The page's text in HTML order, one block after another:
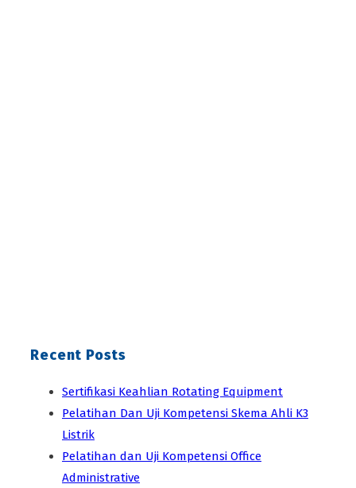
Recent Posts
Sertifikasi Keahlian Rotating Equipment
Pelatihan Dan Uji Kompetensi Skema Ahli K3
Listrik
Pelatihan dan Uji Kompetensi Office
Administrative